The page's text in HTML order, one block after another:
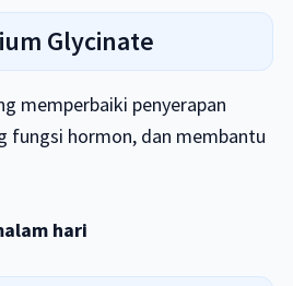
Glycinate
memperbaiki penyerapan
fungsi hormon, dan membantu
hari